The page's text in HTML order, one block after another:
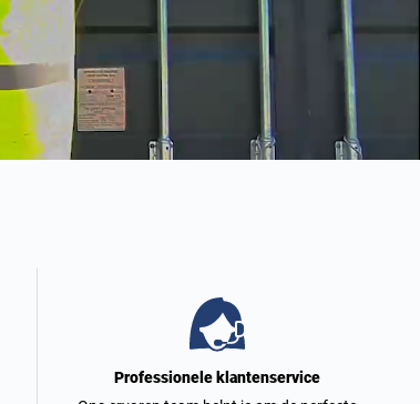
Professionele klantenservice